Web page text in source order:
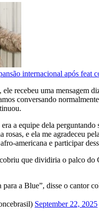
internacional após feat
, ele recebeu uma mensagem
conversando
a equipe dela perguntando
rosas, e ela me agradeceu
americana e participar
que dividiria o palco do
para a Blue”, disse o cantor
September 22, 2025